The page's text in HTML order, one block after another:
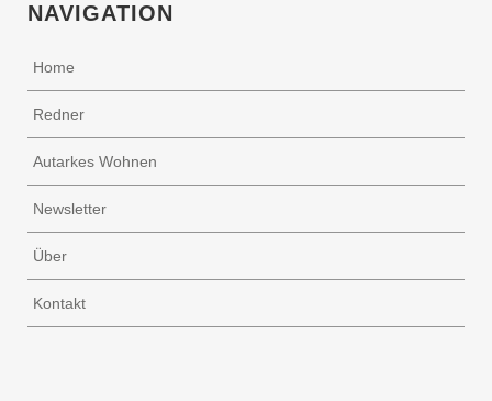
NAVIGATION
Home
Redner
Autarkes Wohnen
Newsletter
Über
Kontakt